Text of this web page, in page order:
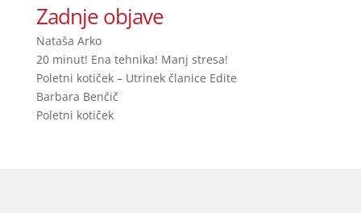
Zadnje objave
Nataša Arko
20 minut! Ena tehnika! Manj stresa!
Poletni kotiček – Utrinek članice Edite
Barbara Benčič
Poletni kotiček